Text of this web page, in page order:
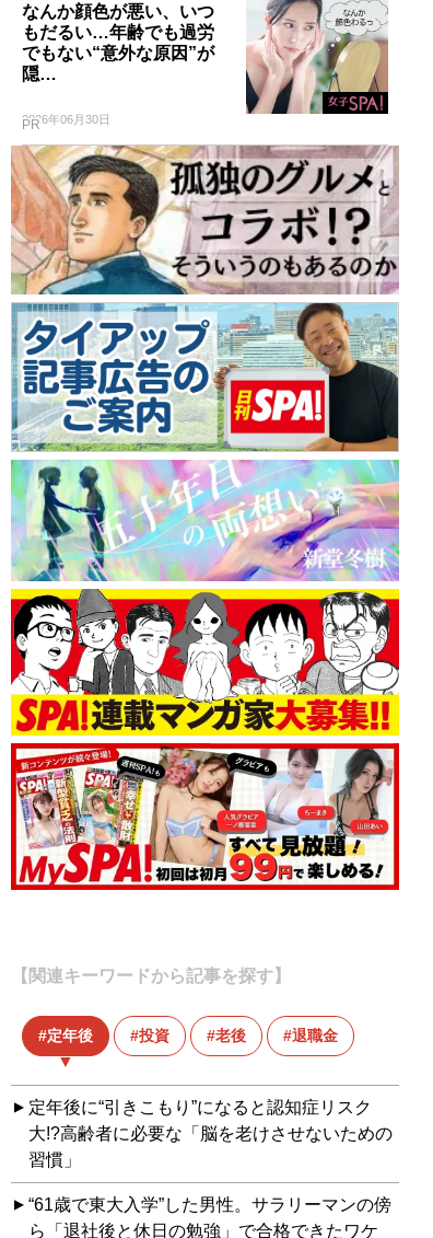
なんか顔色が悪い、いつ
もだるい…年齢でも過労
でもない“意外な原因”が
隠…
2026年06月30日
PR
【関連キーワードから記事を探す】
定年後 投資 老後 退職金
定年後に“引きこもり”になると認知症リスク
大!?高齢者に必要な「脳を老けさせないための
習慣」
“61歳で東大入学”した男性。サラリーマンの傍
ら「退社後と休日の勉強」で合格できたワケ